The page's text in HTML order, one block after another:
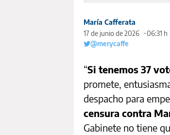
María Cafferata
17 de junio de 2026
06:31 h
@merycaffe
“Si tenemos 37
promete,
despacho para
censura contra
Gabinete no tiene